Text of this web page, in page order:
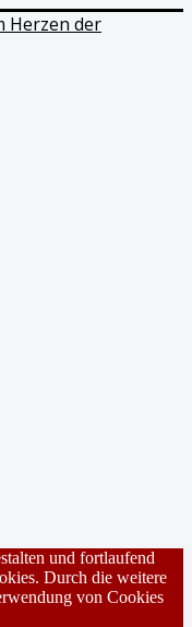
Herzen der
und fortlaufend
Durch die weitere
von Cookies